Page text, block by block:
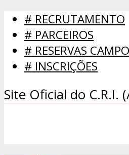
# RECRUTAMENTO
# PARCEIROS
# RESERVAS CAMPO
# INSCRIÇÕES
Site Oficial do C.R.I.